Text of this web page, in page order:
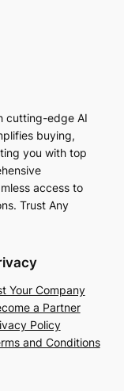
cutting-edge AI
buying,
you with top
access to
Trust Any
Your Company
a Partner
Policy
and Conditions